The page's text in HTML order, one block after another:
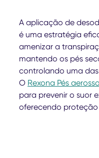
A aplicação de
é uma estratégia
amenizar a
mantendo os pés
controlando uma
O Rexona Pés
para prevenir o suor
oferecendo